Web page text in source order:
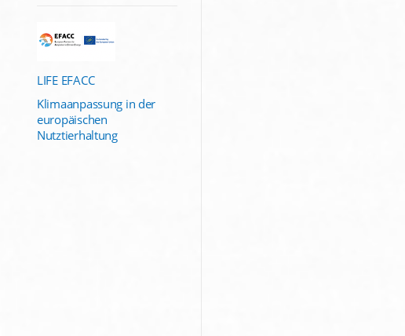
LIFE EFACC
Klimaanpassung in der
europäischen
Nutztierhaltung